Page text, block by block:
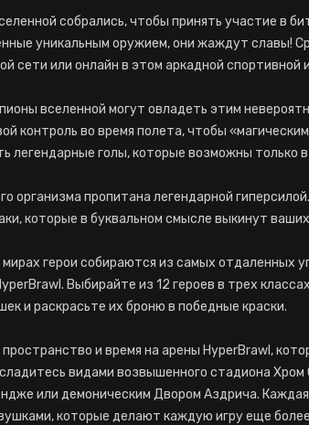
собрались, чтобы принять участие в
уникальным оружием, они жаждут славы!
сети или онлайн в этом аркадной спортивной
вселенной могут овладеть этим
контроль во время полета, чтобы
легендарные голы, которые возможны только
организма пропитана легендарной
которые в буквальном смысле выкинут
герои собираются из самых отдаленных
Выбирайте из 12 героев в трех
и раскрасьте их броню в победные краски.
и время на арены HyperBrawl,
видами возвышенного стадиона Хром
или демоническим Двором Аздрича.
которые делают каждую игру еще